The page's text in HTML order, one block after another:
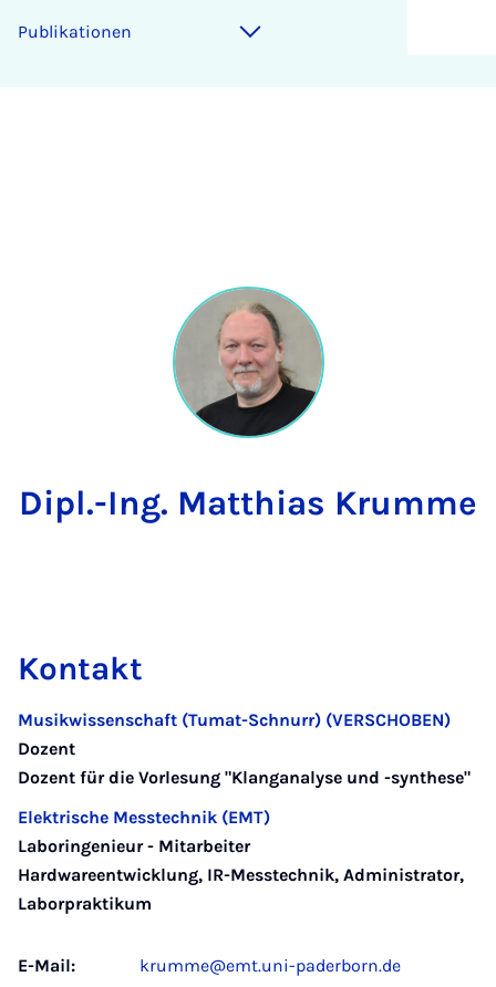
Publikationen
Dipl.-Ing. Matthias Krumme
Kontakt
Musikwissenschaft (Tumat-Schnurr) (VERSCHOBEN)
Dozent
Dozent für die Vorlesung "Klanganalyse und -synthese"
Elektrische Messtechnik (EMT)
Laboringenieur - Mitarbeiter
Hardwareentwicklung, IR-Messtechnik, Administrator,
Laborpraktikum
E-Mail: krumme@emt.uni-paderborn.de